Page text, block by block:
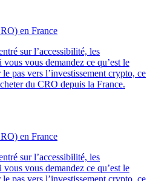
en France
sur l’accessibilité, les
vous demandez ce qu’est le
pas vers l’investissement crypto, ce
du CRO depuis la France.
en France
sur l’accessibilité, les
vous demandez ce qu’est le